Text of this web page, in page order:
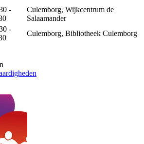
-
Culemborg, Wijkcentrum de
Salaamander
-
Culemborg, Bibliotheek Culemborg